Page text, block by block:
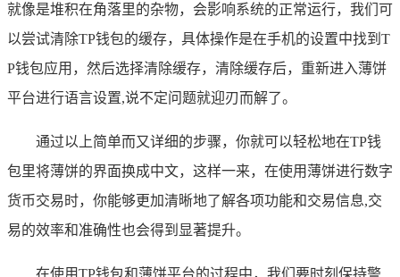
就像是堆积在角落里的杂物，会影响系统的正常运行，我们可
以尝试清除TP钱包的缓存，具体操作是在手机的设置中找到T
P钱包应用，然后选择清除缓存，清除缓存后，重新进入薄饼
平台进行语言设置,说不定问题就迎刃而解了。
通过以上简单而又详细的步骤，你就可以轻松地在TP钱
包里将薄饼的界面换成中文，这样一来，在使用薄饼进行数字
货币交易时，你能够更加清晰地了解各项功能和交易信息,交
易的效率和准确性也会得到显著提升。
在使用TP钱包和薄饼平台的过程中，我们要时刻保持警